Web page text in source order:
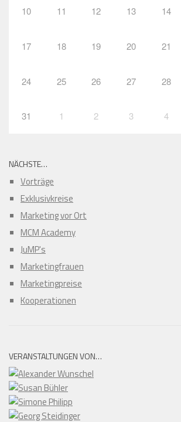
10 11 12 13 14
17 18 19 20 21
24 25 26 27 28
31 1 2 3 4
NÄCHSTE…
Vorträge
Exklusivkreise
Marketing vor Ort
MCM Academy
JuMP's
Marketingfrauen
Marketingpreise
Kooperationen
VERANSTALTUNGEN VON…